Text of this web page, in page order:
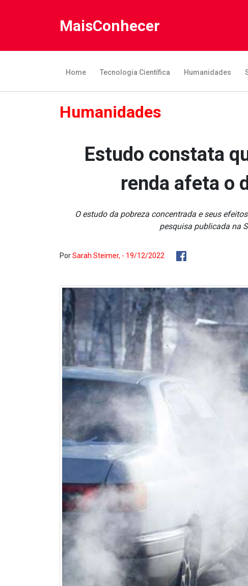
MaisConhecer
Home Tecnologia Científica Humanidades
Humanidades
Estudo constata
renda afeta o
O estudo da pobreza concentrada e seus
pesquisa publicada na
PorSarah Steimer, - 19/12/2022